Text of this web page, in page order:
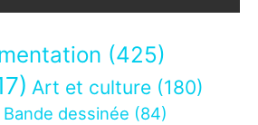
(425)
Art et culture (180)
Bande dessinée (84)